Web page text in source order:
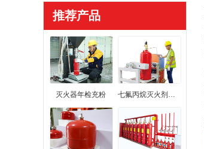
推荐产品
灭火器年检充粉 七氟丙烷灭火剂充装